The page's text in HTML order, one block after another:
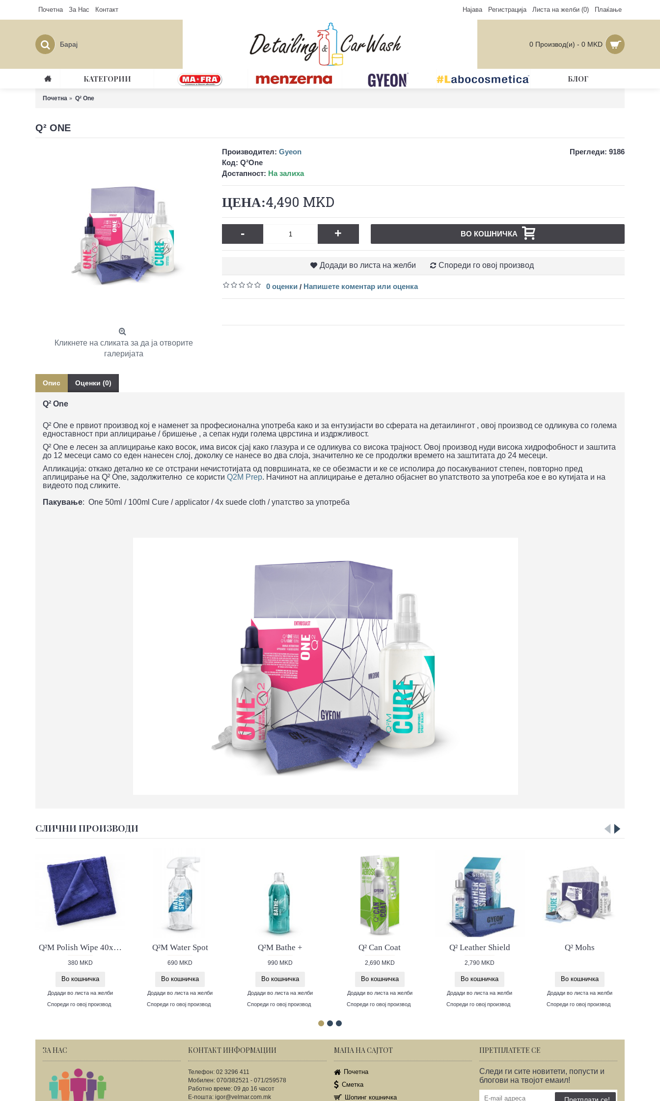
Почетна За Нас Контакт Најава Регистрација Листа на желби (0) Плаќање
0 Производ(и) - 0 MKD
КАТЕГОРИИ БЛОГ
Почетна Q² One
Q² ONE
Кликнете на сликата за да ја отворите
галеријата
Прегледи: 9186
Производител: Gyeon
Код: Q²One
Достапност: На залиха
4,490 MKD
- + ВО КОШНИЧКА
Додади во листа на желби Спореди го овој производ
0 оценки / Напишете коментар или оценка
Опис Оценки (0)
Q² One
Q² One е првиот производ кој е наменет за професионална употреба како и за ентузијасти во сферата на детаилингот , овој производ се одликува со голема
едноставност при аплицирање / бришење , а сепак нуди голема цврстина и издржливост.
Q² One е лесен за аплицирање како восок, има висок сјај како глазура и се одликува со висока трајност. Овој производ нуди висока хидрофобност и заштита
до 12 месеци само со еден нанесен слој, доколку се нанесе во два слоја, значително ке се продолжи времето на заштитата до 24 месеци.
Апликација: откако детално ке се отстрани нечистотијата од површината, ке се обезмасти и ке се исполира до посакуваниот степен, повторно пред
аплицирање на Q² One, задолжително се користи Q2M Prep. Начинот на аплицирање е детално објаснет во упатството за употреба кое е во кутијата и на
видеото под сликите.
Пакување: One 50ml / 100ml Cure / applicator / 4x suede cloth / упатство за употреба
СЛИЧНИ ПРОИЗВОДИ
Q²M Polish Wipe 40x40
380 MKD
Во кошничка
Додади во листа на желби
Спореди го овој производ
Q²M Water Spot
690 MKD
Во кошничка
Додади во листа на желби
Спореди го овој производ
Q²M Bathe +
990 MKD
Во кошничка
Додади во листа на желби
Спореди го овој производ
Q² Can Coat
2,690 MKD
Во кошничка
Додади во листа на желби
Спореди го овој производ
Q² Leather Shield
2,790 MKD
Во кошничка
Додади во листа на желби
Спореди го овој производ
Q² Mohs
Во кошничка
Додади во листа на желби
Спореди го овој производ
ЗА НАС КОНТАКТ ИНФОРМАЦИИ
Телефон: 02 3296 411
Мобилен: 070/382521 - 071/259578
Работно време: 09 до 16 часот
Е-пошта: igor@velmar.com.mk
МАПА НА САЈТОТ
Почетна
Сметка
Шопинг кошничка
ПРЕТПЛАТЕТЕ СЕ
Следи ги сите новитети, попусти и
блогови на твојот емаил!
Претплати се!